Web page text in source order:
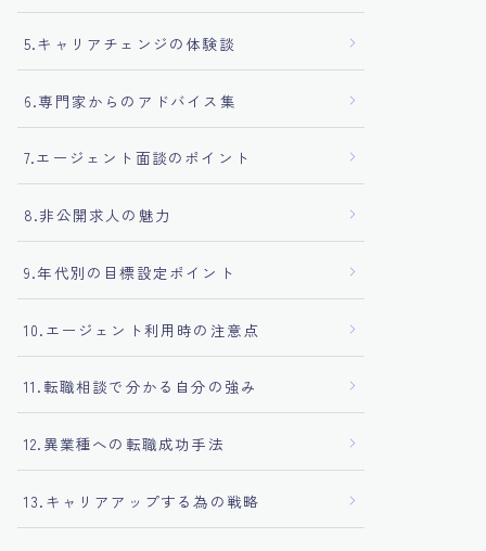
5.キャリアチェンジの体験談
6.専門家からのアドバイス集
7.エージェント面談のポイント
8.非公開求人の魅力
9.年代別の目標設定ポイント
10.エージェント利用時の注意点
11.転職相談で分かる自分の強み
12.異業種への転職成功手法
13.キャリアアップする為の戦略